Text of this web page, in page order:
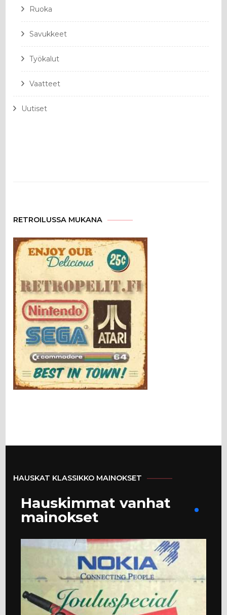
Ruoka
Savukkeet
Työkalut
Vaatteet
Uutiset
RETROILUSSA MUKANA
HAUSKAT KLASSIKKO MAINOKSET
Hauskimmat vanhat
mainokset